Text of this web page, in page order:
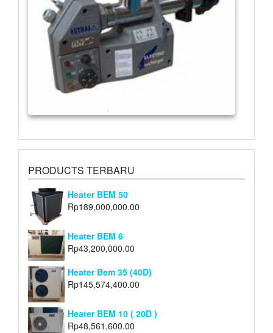
PRODUCTS TERBARU
Heater BEM 50
Rp189,000,000.00
Heater BEM 6
Rp43,200,000.00
Heater Bem 35 (40D)
Rp145,574,400.00
Heater BEM 10 ( 20D )
Rp48,561,600.00